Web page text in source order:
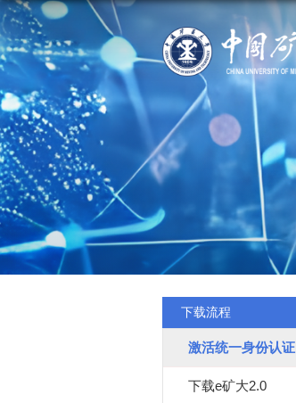
下载流程
激活统一身份认证
下载e矿大2.0